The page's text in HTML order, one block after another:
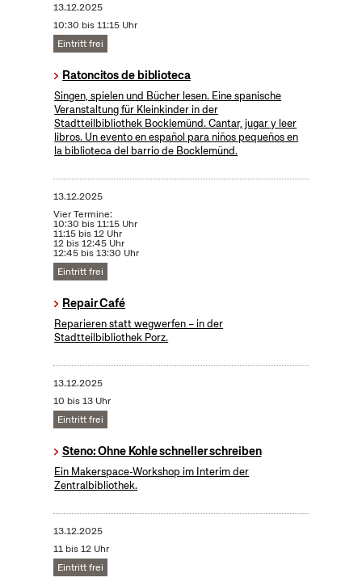
13.12.2025
10:30 bis 11:15 Uhr
Eintritt frei
Ratoncitos de biblioteca
Singen, spielen und Bücher lesen. Eine spanische
Veranstaltung für Kleinkinder in der
Stadtteilbibliothek Bocklemünd. Cantar, jugar y leer
libros. Un evento en español para niños pequeños en
la biblioteca del barrio de Bocklemünd.
13.12.2025
Vier Termine:
10:30 bis 11:15 Uhr
11:15 bis 12 Uhr
12 bis 12:45 Uhr
12:45 bis 13:30 Uhr
Eintritt frei
Repair Café
Reparieren statt wegwerfen – in der
Stadtteilbibliothek Porz.
13.12.2025
10 bis 13 Uhr
Eintritt frei
Steno: Ohne Kohle schneller schreiben
Ein Makerspace-Workshop im Interim der
Zentralbibliothek.
13.12.2025
11 bis 12 Uhr
Eintritt frei